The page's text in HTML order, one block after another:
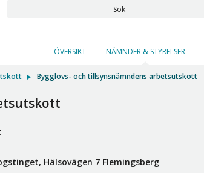
Sök
ÖVERSIKT NÄMNDER & STYRELSER
Bygglovs- och tillsynsnämndens arbetsutskott
Hälsovägen 7 Flemingsberg